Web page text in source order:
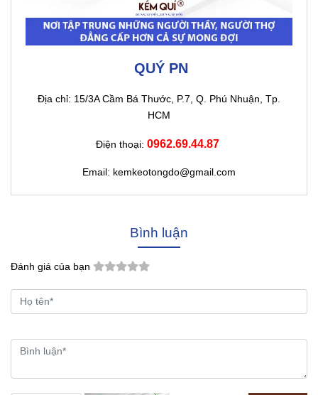
QUÝ PN
Địa chỉ: 15/3A Cầm Bá Thước, P.7, Q. Phú Nhuận, Tp.
HCM
Điện thoại: 0962.69.44.87
Email: kemkeotongdo@gmail.com
Bình luận
Đánh giá của bạn